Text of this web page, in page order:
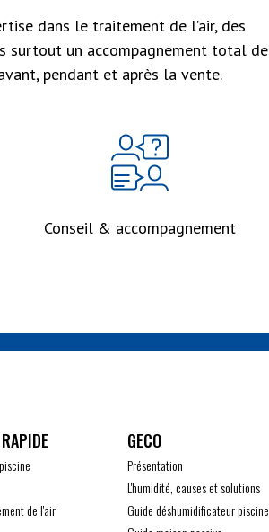
dans le traitement de l’air, des
surtout un accompagnement total de
pendant et après la vente.
Conseil & accompagnement
de l'air
GECO
Présentation
L'humidité, causes et solutions
Guide déshumidificateur piscine